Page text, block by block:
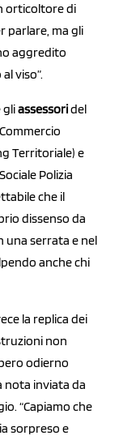
orticoltore di
parlare, ma gli
aggredito
viso”.
gliassessoridel
Territoriale) e
Polizia
che il
dissenso da
una serrata e nel
anche chi
la replica dei
non
odierno
nota inviata da
“Capiamo che
sorpreso e